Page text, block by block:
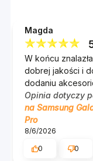
Magda
W końcu
dobrej jakości i
dodaniu
Opinia dotyczy
na Samsung
Pro
8/6/2026
0
0